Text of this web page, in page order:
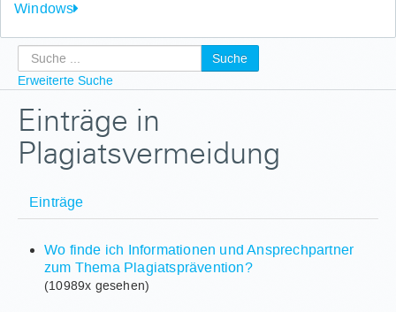
Windows
Suche
Erweiterte Suche
Einträge in
Plagiatsvermeidung
Einträge
Wo finde ich Informationen und Ansprechpartner
zum Thema Plagiatsprävention?
(10989x gesehen)